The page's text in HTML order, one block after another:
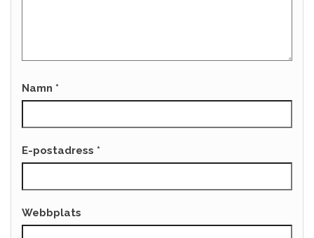
Namn *
E-postadress *
Webbplats